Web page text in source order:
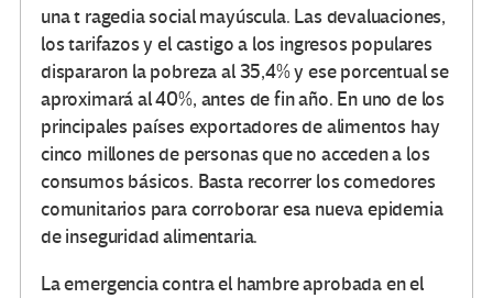
una t ragedia social mayúscula. Las devaluaciones,
los tarifazos y el castigo a los ingresos populares
dispararon la pobreza al 35,4% y ese porcentual se
aproximará al 40%, antes de fin año. En uno de los
principales países exportadores de alimentos hay
cinco millones de personas que no acceden a los
consumos básicos. Basta recorrer los comedores
comunitarios para corroborar esa nueva epidemia
de inseguridad alimentaria.
La emergencia contra el hambre aprobada en el